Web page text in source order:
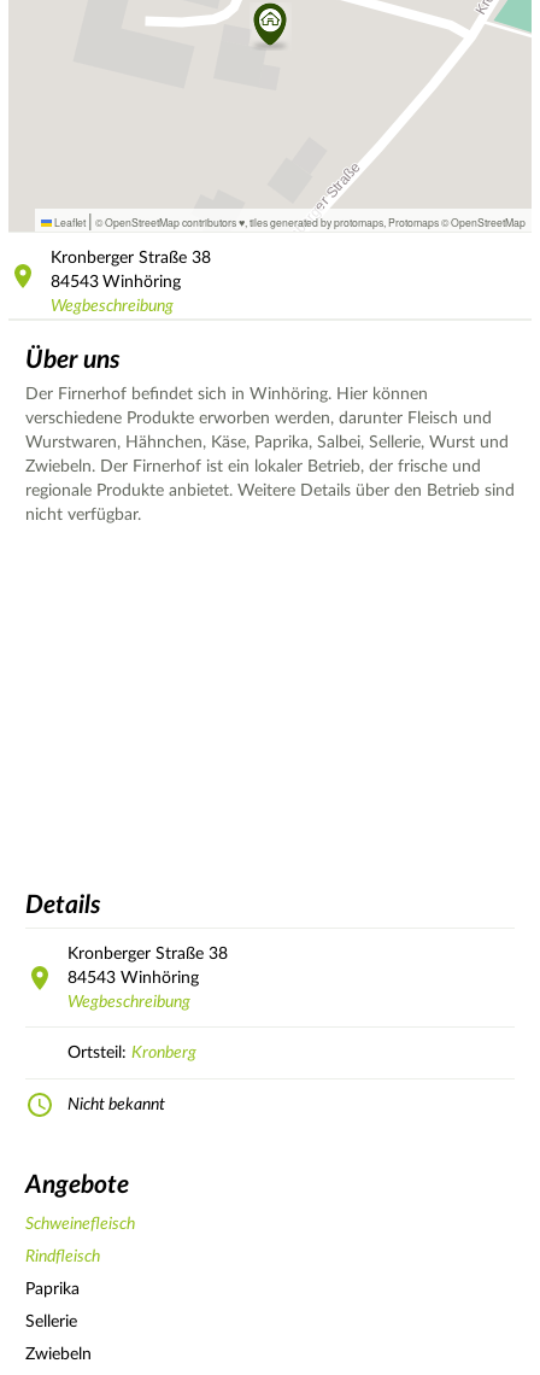
Leaflet | © OpenStreetMap contributors ♥, tiles generated by protomaps Protomaps©OpenStreetMap
Kronberger Straße 38
84543 Winhöring
Wegbeschreibung
Über uns
Der Firnerhof befindet sich in Winhöring. Hier können
verschiedene Produkte erworben werden, darunter Fleisch und
Wurstwaren, Hähnchen, Käse, Paprika, Salbei, Sellerie, Wurst und
Zwiebeln. Der Firnerhof ist ein lokaler Betrieb, der frische und
regionale Produkte anbietet. Weitere Details über den Betrieb sind
nicht verfügbar.
Details
Kronberger Straße 38
84543 Winhöring
Wegbeschreibung
Ortsteil: Kronberg
Nicht bekannt
Angebote
Schweinefleisch
Rindfleisch
Paprika
Sellerie
Zwiebeln